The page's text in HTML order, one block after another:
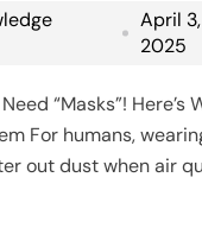
April 3,
2025
“Masks”! Here’s
For humans,
out dust when air